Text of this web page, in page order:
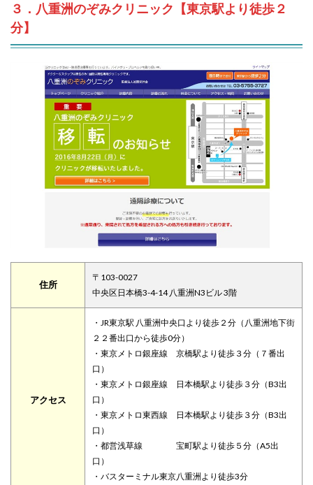
３．八重洲のぞみクリニック【東京駅より徒歩２
分】
住所
〒103-0027
中央区日本橋3-4-14 八重洲N3ビル 3階
アクセス
・JR東京駅 八重洲中央口より徒歩２分（八重洲地下街
２２番出口から徒歩0分）
・東京メトロ銀座線 京橋駅より徒歩３分（７番出
口）
・東京メトロ銀座線 日本橋駅より徒歩３分（B3出
口）
・東京メトロ東西線 日本橋駅より徒歩３分（B3出
口）
・都営浅草線 宝町駅より徒歩５分（A5出
口）
・バスターミナル東京八重洲より徒歩3分